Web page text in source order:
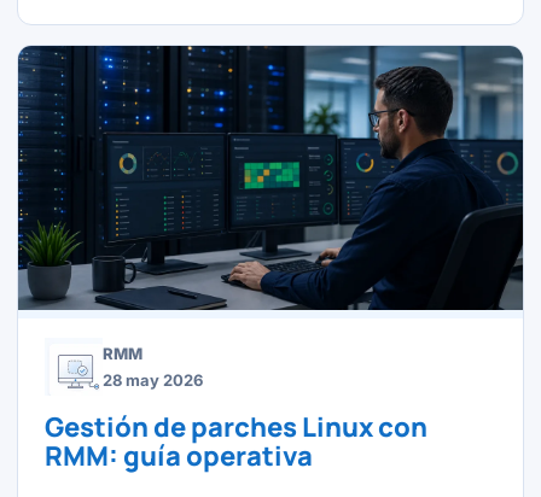
RMM
28 may 2026
Gestión de parches Linux con
RMM: guía operativa